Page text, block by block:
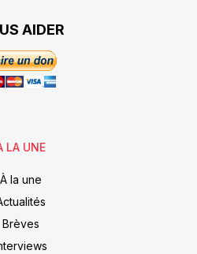
AIDER
LA UNE
À la une
Brèves